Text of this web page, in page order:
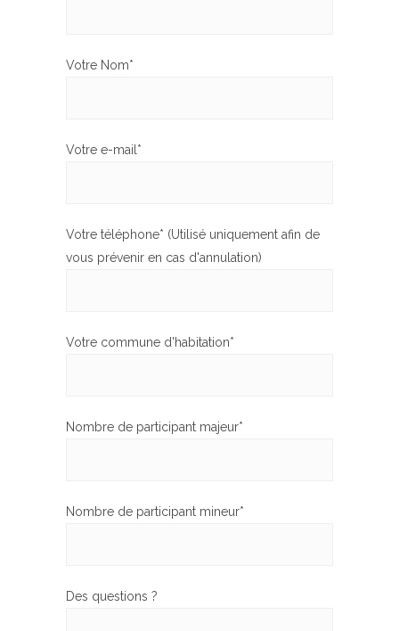
Votre Nom*
Votre e-mail*
Votre téléphone* (Utilisé uniquement afin de
vous prévenir en cas d'annulation)
Votre commune d'habitation*
Nombre de participant majeur*
Nombre de participant mineur*
Des questions ?